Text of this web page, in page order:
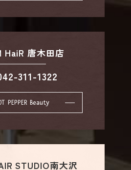
HaiR 唐木田店
311-1322
PEPPER Beauty
STUDIO南大沢